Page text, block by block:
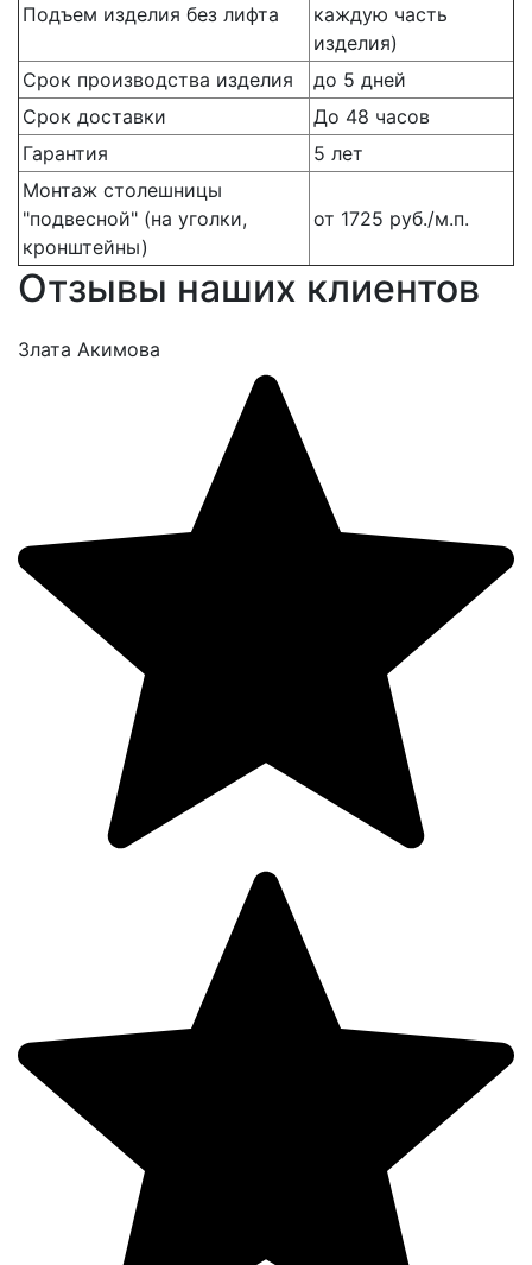
Подъем изделия без лифта
каждую часть
изделия)
Срок производства изделия
до 5 дней
Срок доставки
До 48 часов
Гарантия
5 лет
Монтаж столешницы
"подвесной" (на уголки,
кронштейны)
от 1725 руб./м.п.
Отзывы наших клиентов
Злата Акимова